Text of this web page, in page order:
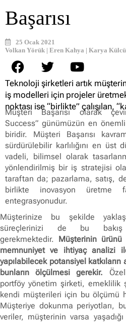
Başarısı
25 Ocak 2021
Volkan Yörük | Eren Kahya | Karya
Teknoloji şirketleri artık
iş modelleri için projeler
noktası ise “birlikte” çalışılan,
Müşteri Başarısı olarak
Success” günümüzün en
biridir. Müşteri Başarısı
sürdürülebilir karlılığını en üst
vadeli, bilimsel olarak
yönlendirilmiş bir iş stratejisi
taraftan da; pazarlama, satış,
birlikte inovasyon üretme
entegrasyonudur.
Müşterinize bu şekilde
süreçlerinizi de bu bakış
gerekmektedir. Müşterinin ürünü
memnuniyet ve ihtiyaç analizi
yapılabilecek potansiyel
bunların ölçülmesi gerekir.
portföy yönetim şirketi, emeklilik
kendi müşterileri için bu ölçümü
Müşteriye dokunma periyotları,
veriler, müşterinin varsa